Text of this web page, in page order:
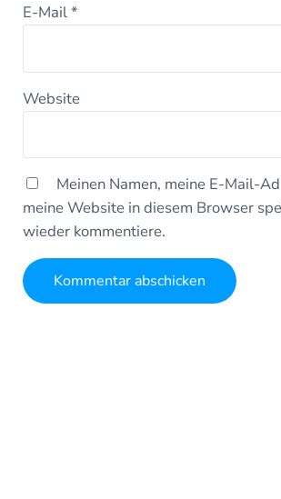
E-Mail*
Website
Meinen Namen, meine E-Mail-
meine Website in diesem Browser
wieder kommentiere.